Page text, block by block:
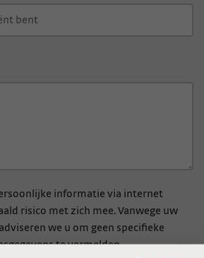
informatie via internet
risico met zich mee. Vanwege uw
we u om geen specifieke
te vermelden.